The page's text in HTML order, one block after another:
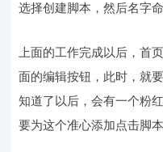
选择创建脚本，然后名字
上面的工作完成以后，首
面的编辑按钮，此时，就
知道了以后，会有一个粉
要为这个准心添加点击脚本